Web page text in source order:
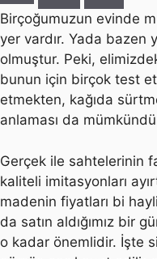
Birçoğumuzun evinde
yer vardır. Yada bazen
olmuştur. Peki,
bunun için birçok test
etmekten, kağıda
anlaması da
Gerçek ile sahtelerinin
kaliteli imitasyonları
madenin fiyatları bi
da satın aldığımız bir
o kadar önemlidir. İşte